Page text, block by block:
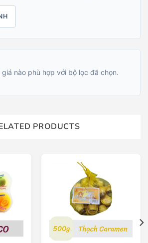
nào phù hợp với bộ lọc đã chọn.
PRODUCTS